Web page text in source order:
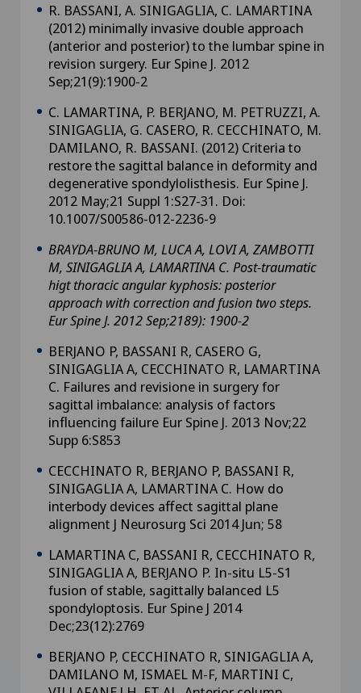
R. BASSANI, A. SINIGAGLIA, C. LAMARTINA
(2012) minimally invasive double approach
(anterior and posterior) to the lumbar spine in
revision surgery. Eur Spine J. 2012
Sep;21(9):1900-2
C. LAMARTINA, P. BERJANO, M. PETRUZZI, A.
SINIGAGLIA, G. CASERO, R. CECCHINATO, M.
DAMILANO, R. BASSANI. (2012) Criteria to
restore the sagittal balance in deformity and
degenerative spondylolisthesis. Eur Spine J.
2012 May;21 Suppl 1:S27-31. Doi:
10.1007/S00586-012-2236-9
BRAYDA-BRUNO M, LUCA A, LOVI A, ZAMBOTTI
M, SINIGAGLIA A, LAMARTINA C. Post-traumatic
higt thoracic angular kyphosis: posterior
approach with correction and fusion two steps.
Eur Spine J. 2012 Sep;2189): 1900-2
BERJANO P, BASSANI R, CASERO G,
SINIGAGLIA A, CECCHINATO R, LAMARTINA
C. Failures and revisione in surgery for
sagittal imbalance: analysis of factors
influencing failure Eur Spine J. 2013 Nov;22
Supp 6:S853
CECCHINATO R, BERJANO P, BASSANI R,
SINIGAGLIA A, LAMARTINA C. How do
interbody devices affect sagittal plane
alignment J Neurosurg Sci 2014 Jun; 58
LAMARTINA C, BASSANI R, CECCHINATO R,
SINIGAGLIA A, BERJANO P. In-situ L5-S1
fusion of stable, sagittally balanced L5
spondyloptosis. Eur Spine J 2014
Dec;23(12):2769
BERJANO P, CECCHINATO R, SINIGAGLIA A,
DAMILANO M, ISMAEL M-F, MARTINI C,